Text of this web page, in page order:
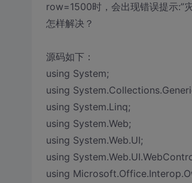
row=1500时，会出现错误提示:”
怎样解决？
源码如下：
using System;
using
using System.Linq;
using System.Web;
using System.Web.UI;
using
using